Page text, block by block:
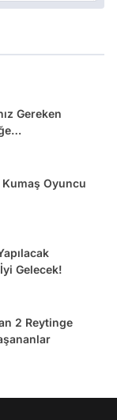
Gereken
Kumaş Oyuncu
Gelecek!
2 Reytinge